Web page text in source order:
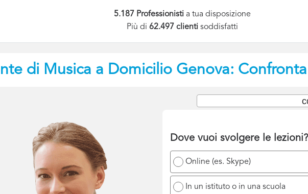
5.187 Professionisti a tua disposizione
Più di62.497 clientisoddisfatti
di Musica a Domicilio Genova:
Dove vuoi svolgere le lezioni?
Online (es. Skype)
In un istituto o in una scuola